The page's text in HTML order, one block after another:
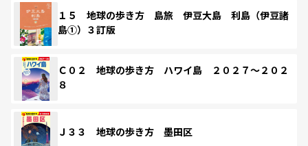
１５ 地球の歩き方 島旅 伊豆大島 利島（伊豆諸
島①）３訂版
Ｃ０２ 地球の歩き方 ハワイ島 ２０２７～２０２
８
Ｊ３３ 地球の歩き方 墨田区